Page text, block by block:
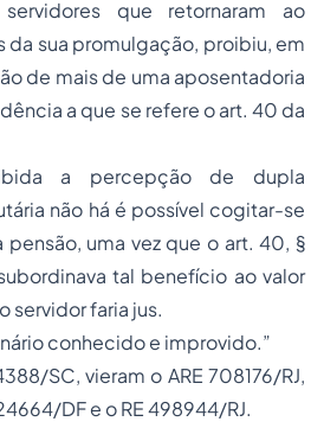
que retornaram ao
da sua promulgação, proibiu, em
de mais de uma aposentadoria
a que se refere o art. 40 da
a percepção de dupla
não há é possível cogitar-se
uma vez que o art. 40, §
tal benefício ao valor
servidor faria jus.
conhecido e improvido.”
SC, vieram o ARE 708176/RJ,
DF e o RE 498944/RJ.